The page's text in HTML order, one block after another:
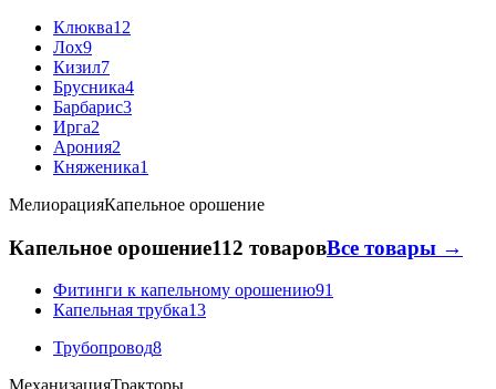
Клюква12
Лох9
Кизил7
Брусника4
Барбарис3
Ирга2
Арония2
Княженика1
МелиорацияКапельное орошение
Капельное орошение112 товаровВсе товары →
Фитинги к капельному орошению91
Капельная трубка13
Трубопровод8